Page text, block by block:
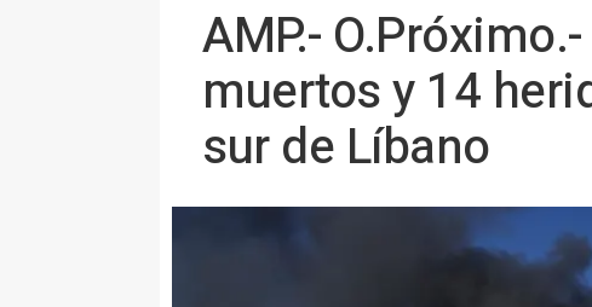
AMP.-
muertos y 14
sur de Líbano